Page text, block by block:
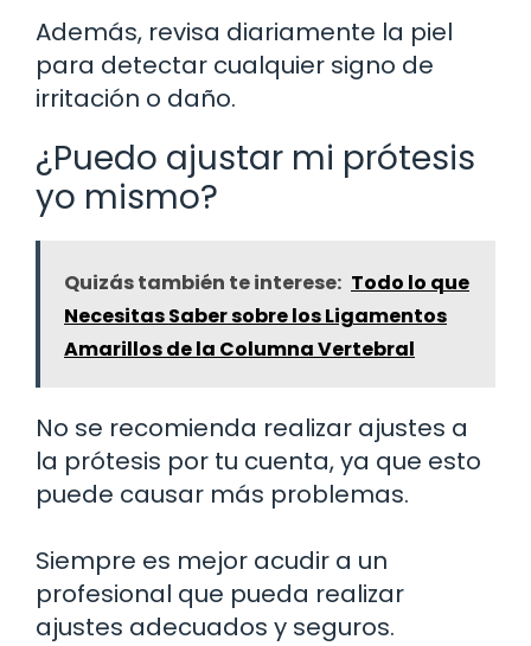
Además, revisa diariamente la piel
para detectar cualquier signo de
irritación o daño.
¿Puedo ajustar mi prótesis
yo mismo?
Quizás también te interese: Todo lo que
Necesitas Saber sobre los Ligamentos
Amarillos de la Columna Vertebral
No se recomienda realizar ajustes a
la prótesis por tu cuenta, ya que esto
puede causar más problemas.
Siempre es mejor acudir a un
profesional que pueda realizar
ajustes adecuados y seguros.